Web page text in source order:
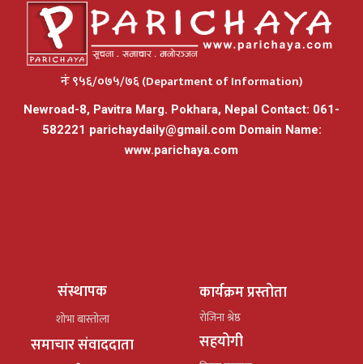
नंः ९५६/०७५/७६ (Department of Information)
Newroad-8, Pavitra Marg. Pokhara, Nepal Contact: 061-
582221 parichaydaily@gmail.comDomain Name:
www.parichaya.com
संस्थापक
शोभा बास्तोला
समाचार संवाददाता
कार्यक्रम प्रस्तोता
रोजिना श्रेष्ठ
सहयोगी